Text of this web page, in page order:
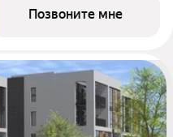
Позвоните мне